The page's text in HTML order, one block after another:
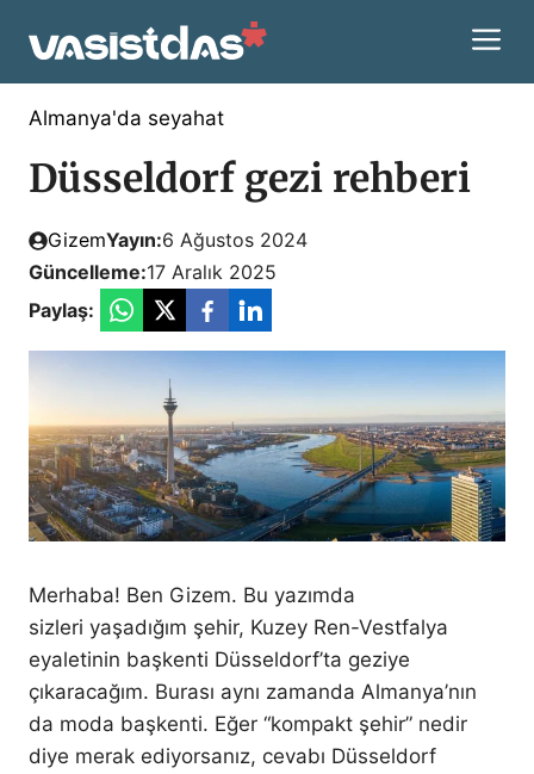
atla
Almanya'da seyahat
Düsseldorf gezi rehberi
GizemYayın:6 Ağustos 2024
Güncelleme:17 Aralık 2025
Paylaş:
Merhaba! Ben Gizem. Bu yazımda
sizleri yaşadığım şehir, Kuzey Ren-Vestfalya
eyaletinin başkenti Düsseldorf’ta geziye
çıkaracağım. Burası aynı zamanda Almanya’nın
da moda başkenti. Eğer “kompakt şehir” nedir
diye merak ediyorsanız, cevabı Düsseldorf